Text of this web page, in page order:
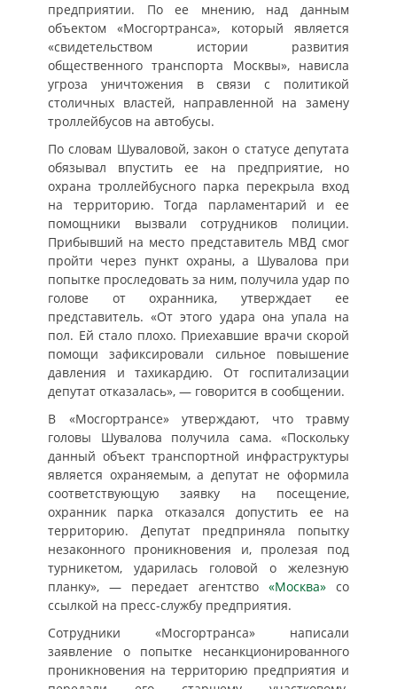
предприятии. По ее мнению, над данным
объектом «Мосгортранса», который является
«свидетельством истории развития
общественного транспорта Москвы», нависла
угроза уничтожения в связи с политикой
столичных властей, направленной на замену
троллейбусов на автобусы.
По словам Шуваловой, закон о статусе депутата
обязывал впустить ее на предприятие, но
охрана троллейбусного парка перекрыла вход
на территорию. Тогда парламентарий и ее
помощники вызвали сотрудников полиции.
Прибывший на место представитель МВД смог
пройти через пункт охраны, а Шувалова при
попытке проследовать за ним, получила удар по
голове от охранника, утверждает ее
представитель. «От этого удара она упала на
пол. Ей стало плохо. Приехавшие врачи скорой
помощи зафиксировали сильное повышение
давления и тахикардию. От госпитализации
депутат отказалась», — говорится в сообщении.
В «Мосгортрансе» утверждают, что травму
головы Шувалова получила сама. «Поскольку
данный объект транспортной инфраструктуры
является охраняемым, а депутат не оформила
соответствующую заявку на посещение,
охранник парка отказался допустить ее на
территорию. Депутат предприняла попытку
незаконного проникновения и, пролезая под
турникетом, ударилась головой о железную
планку», — передает агентство «Москва» со
ссылкой на пресс-службу предприятия.
Сотрудники «Мосгортранса» написали
заявление о попытке несанкционированного
проникновения на территорию предприятия и